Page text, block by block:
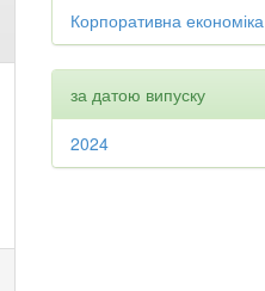
Корпоративна економіка
за датою випуску
2024